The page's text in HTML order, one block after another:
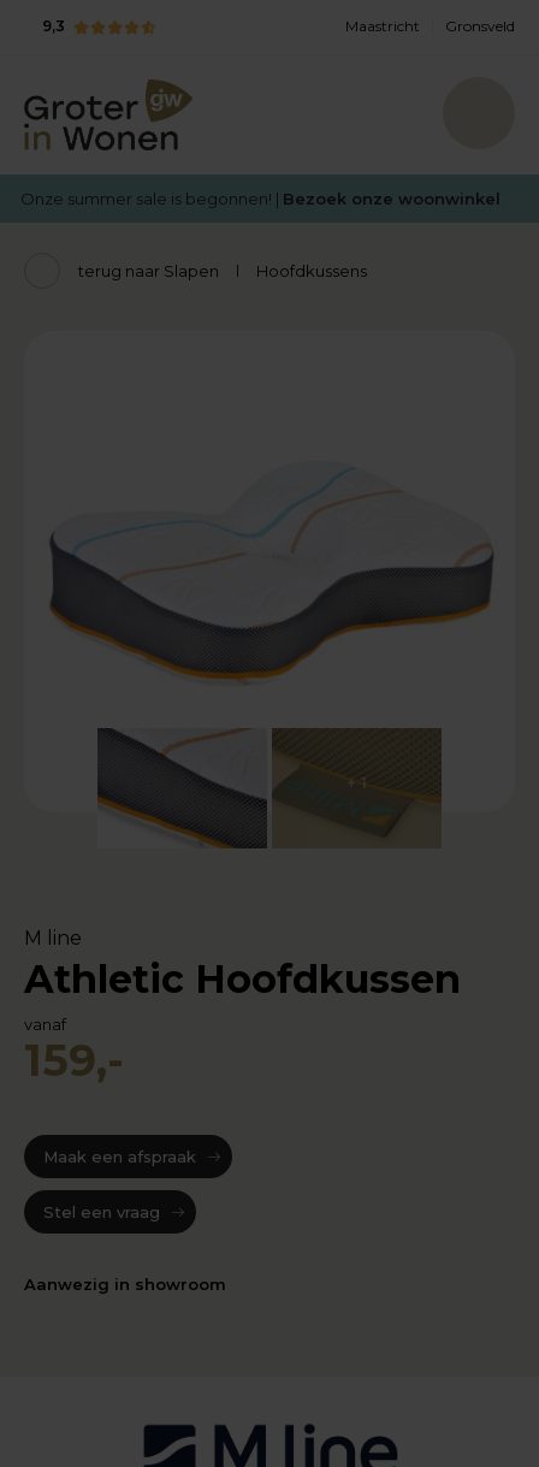
9,3 Maastricht Gronsveld
Onze summer sale is begonnen! | Bezoek onze woonwinkel
terug naar Slapen Hoofdkussens
+ 1
M line
Athletic Hoofdkussen
vanaf
159,-
Maak een afspraak
Stel een vraag
Aanwezig in showroom